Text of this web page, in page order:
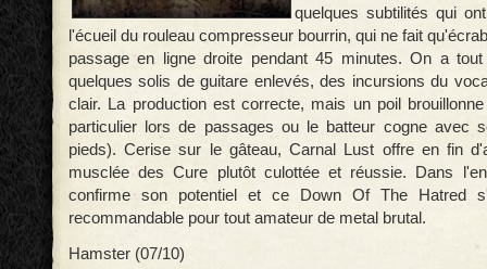
quelques subtilités qui
l'écueil du rouleau compresseur bourrin, qui ne fait
passage en ligne droite pendant 45 minutes. On a
quelques solis de guitare enlevés, des incursions du
clair. La production est correcte, mais un poil
particulier lors de passages ou le batteur cogne avec
pieds). Cerise sur le gâteau, Carnal Lust offre en fin
musclée des Cure plutôt culottée et réussie. Dans
confirme son potentiel et ce Down Of The Hatred
recommandable pour tout amateur de metal brutal.
Hamster (07/10)